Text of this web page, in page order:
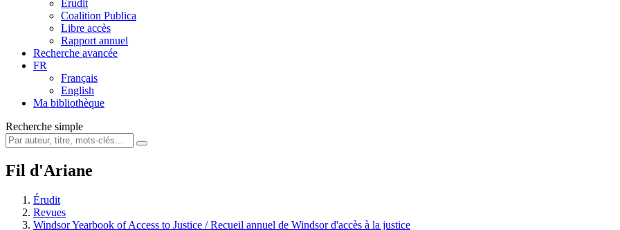
Érudit
Coalition Publica
Libre accès
Rapport annuel
Recherche avancée
FR
Français
English
Ma bibliothèque
Recherche simple
Fil d'Ariane
Érudit
Revues
Windsor Yearbook of Access to Justice / Recueil annuel de Windsor d'accès à la justice